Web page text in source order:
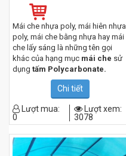
Mái che nhựa poly, mái hiên nhựa
poly, mái che bằng nhựa hay mái
che lấy sáng là những tên gọi
khác của hạng mục mái che sử
dụng tấm Polycarbonate.
Tấm lợp polycarbonate là sự kế
hợp giữa polymer và các nhóm
carbonat. Sự kết hợp này mang
đến ưu điểm vượt trội so với
chống nóng, cháy, cách nhiệt
hiệu quả và dễ thi công với nhiều
Chi tiết
Lượt mua:
0
Lượt xem:
3078